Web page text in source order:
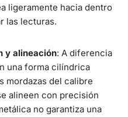
ligeramente hacia dentro
las lecturas.
y alineación: A diferencia
una forma cilíndrica
mordazas del calibre
alineen con precisión
no garantiza una